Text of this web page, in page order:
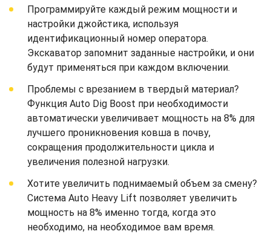
Программируйте каждый режим мощности и
настройки джойстика, используя
идентификационный номер оператора.
Экскаватор запомнит заданные настройки, и они
будут применяться при каждом включении.
Проблемы с врезанием в твердый материал?
Функция Auto Dig Boost при необходимости
автоматически увеличивает мощность на 8% для
лучшего проникновения ковша в почву,
сокращения продолжительности цикла и
увеличения полезной нагрузки.
Хотите увеличить поднимаемый объем за смену?
Система Auto Heavy Lift позволяет увеличить
мощность на 8% именно тогда, когда это
необходимо, на необходимое вам время.